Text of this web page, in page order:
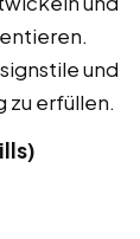
und
zu erfüllen.